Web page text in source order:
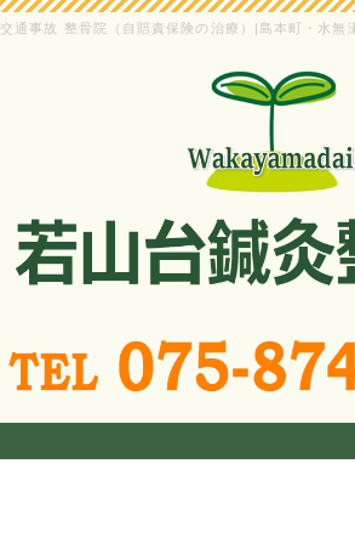
交通事故 整骨院（自賠責保険の治療）|島本町・水無